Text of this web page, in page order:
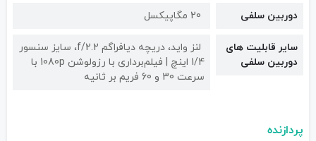
دوربین سلفی 20 مگاپیکسل
سایر قابلیت های
دوربین سلفی
لنز واید، دریچه دیافراگم f/2.2، سایز سنسور
1/4 اینچ | فیلم‌برداری با رزولوشن 1080p با
سرعت 30 و 60 فریم بر ثانیه
پردازنده